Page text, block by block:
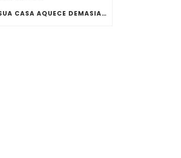
A SUA CASA AQUECE DEMASIADO NO VERÃO? HÁ ERROS QUE QUASE TODA A GENTE COMETE